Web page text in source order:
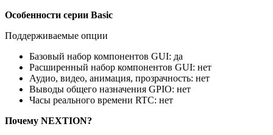
Особенности серии Basic
Поддерживаемые опции
Базовый набор компонентов GUI: да
Расширенный набор компонентов GUI: нет
Аудио, видео, анимация, прозрачность: нет
Выводы общего назначения GPIO: нет
Часы реального времени RTC: нет
Почему NEXTION?